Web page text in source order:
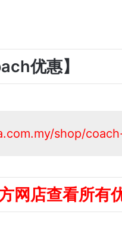
优惠】
shop/
网店查看所有